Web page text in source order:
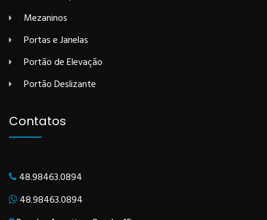
Mezaninos
Portas e Janelas
Portão de Elevação
Portão Deslizante
Contatos
48.98463.0894
48.98463.0894